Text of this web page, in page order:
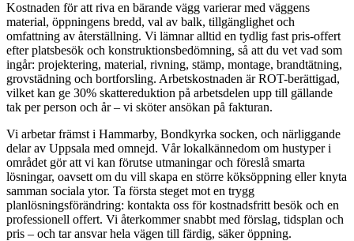
Kostnaden för att riva en bärande vägg varierar med väggens
material, öppningens bredd, val av balk, tillgänglighet och
omfattning av återställning. Vi lämnar alltid en tydlig fast pris-offert
efter platsbesök och konstruktionsbedömning, så att du vet vad som
ingår: projektering, material, rivning, stämp, montage, brandtätning,
grovstädning och bortforsling. Arbetskostnaden är ROT-berättigad,
vilket kan ge 30% skattereduktion på arbetsdelen upp till gällande
tak per person och år – vi sköter ansökan på fakturan.
Vi arbetar främst i Hammarby, Bondkyrka socken, och närliggande
delar av Uppsala med omnejd. Vår lokalkännedom om hustyper i
området gör att vi kan förutse utmaningar och föreslå smarta
lösningar, oavsett om du vill skapa en större köksöppning eller knyta
samman sociala ytor. Ta första steget mot en trygg
planlösningsförändring: kontakta oss för kostnadsfritt besök och en
professionell offert. Vi återkommer snabbt med förslag, tidsplan och
pris – och tar ansvar hela vägen till färdig, säker öppning.